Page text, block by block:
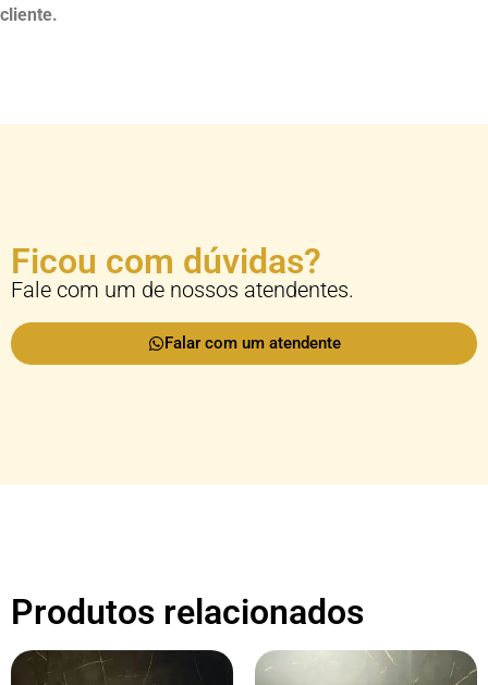
cliente.
Ficou com dúvidas?
Fale com um de nossos atendentes.
Falar com um atendente
Produtos relacionados